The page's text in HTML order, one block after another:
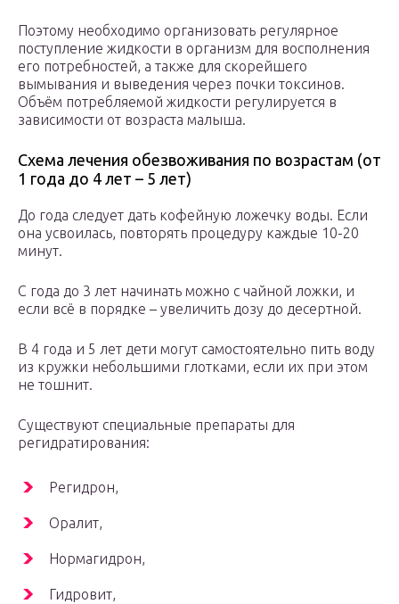
Поэтому необходимо организовать регулярное
поступление жидкости в организм для восполнения
его потребностей, а также для скорейшего
вымывания и выведения через почки токсинов.
Объём потребляемой жидкости регулируется в
зависимости от возраста малыша.
Схема лечения обезвоживания по возрастам (от
1 года до 4 лет – 5 лет)
До года следует дать кофейную ложечку воды. Если
она усвоилась, повторять процедуру каждые 10-20
минут.
С года до 3 лет начинать можно с чайной ложки, и
если всё в порядке – увеличить дозу до десертной.
В 4 года и 5 лет дети могут самостоятельно пить воду
из кружки небольшими глотками, если их при этом
не тошнит.
Существуют специальные препараты для
регидратирования:
Регидрон,
Оралит,
Нормагидрон,
Гидровит,